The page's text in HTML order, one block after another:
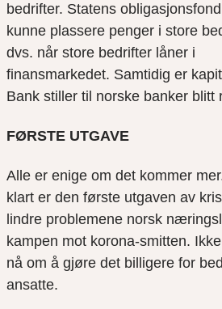
bedrifter. Statens obligasjonsfond
kunne plassere penger i store
dvs. når store bedrifter låner i
finansmarkedet. Samtidig er
Bank stiller til norske banker blitt
FØRSTE UTGAVE
Alle er enige om det kommer
klart er den første utgaven av
lindre problemene norsk
kampen mot korona-smitten.
nå om å gjøre det billigere for
ansatte.